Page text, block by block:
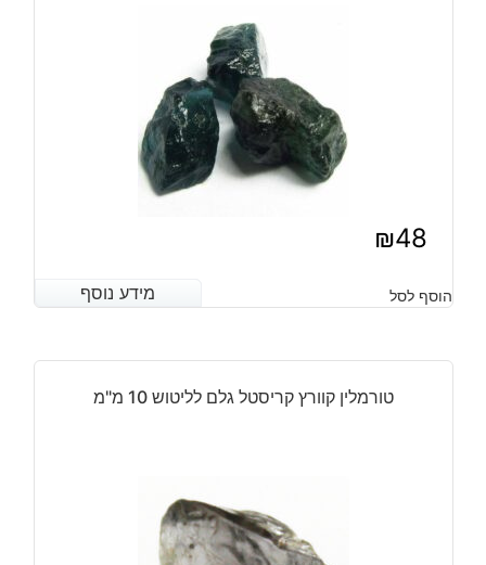
₪48
מידע נוסף הוסף לסל מידע נוסף
טורמלין קוורץ קריסטל גלם לליטוש 10 מ"מ